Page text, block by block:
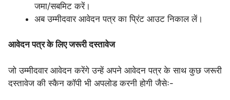
जमा/सबमिट करें।
अब उम्मीदवार आवेदन पत्र का प्रिंट आउट निकाल लें।
आवेदन पत्र के लिए जरूरी दस्तावेज
जो उम्मीदवार आवेदन करेंगे उन्हें अपने आवेदन पत्र के साथ कुछ जरूरी
दस्तावेज की स्कैन कॉपी भी अपलोड करनी होगी जैसेः-